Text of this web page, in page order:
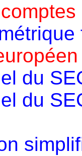
du
du